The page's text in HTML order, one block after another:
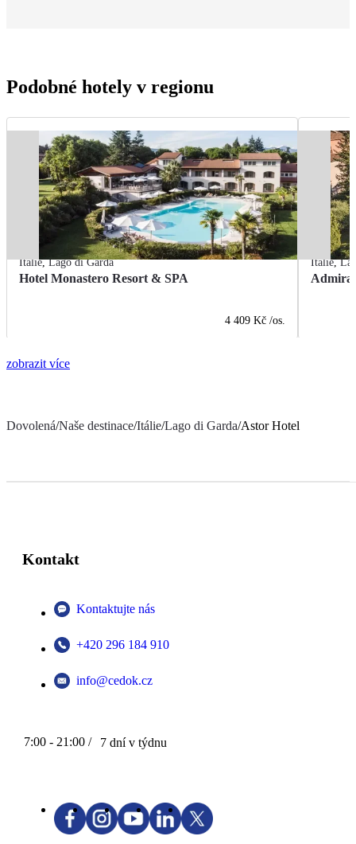
Podobné hotely v regionu
Itálie,Lago di Garda
Hotel Monastero Resort & SPA
4 409 Kč /os.
Itálie,
zobrazit více
Dovolená/Naše destinace/Itálie/Lago di Garda/Astor Hotel
Kontakt
Kontaktujte nás
+420 296 184 910
info@cedok.cz
7:00 - 21:00 / 7 dní v týdnu